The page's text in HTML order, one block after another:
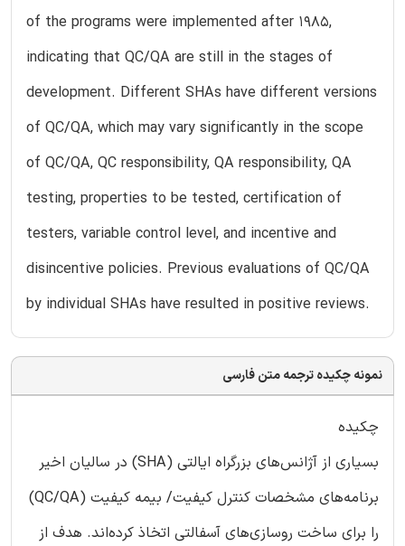
of the programs were implemented after 1985,
indicating that QC/QA are still in the stages of
development. Different SHAs have different versions
of QC/QA, which may vary significantly in the scope
of QC/QA, QC responsibility, QA responsibility, QA
testing, properties to be tested, certification of
testers, variable control level, and incentive and
disincentive policies. Previous evaluations of QC/QA
by individual SHAs have resulted in positive reviews.
نمونه چکیده ترجمه متن فارسی
چکیده
بسیاری از آژانس‌های بزرگراه ایالتی (SHA) در سالیان اخیر
برنامه‌های مشخصات کنترل کیفیت/ بیمه کیفیت (QC/QA)
را برای ساخت روسازی‌های آسفالتی اتخاذ کرده‌اند. هدف از